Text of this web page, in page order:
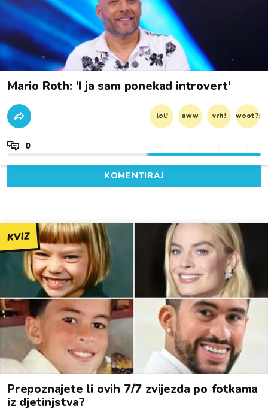
Mario Roth: 'I ja sam ponekad introvert'
lol! aww vrh! woot?!
0
KOMENTIRAJ
KVIZ
Prepoznajete li ovih 7/7 zvijezda po fotkama
iz djetinjstva?